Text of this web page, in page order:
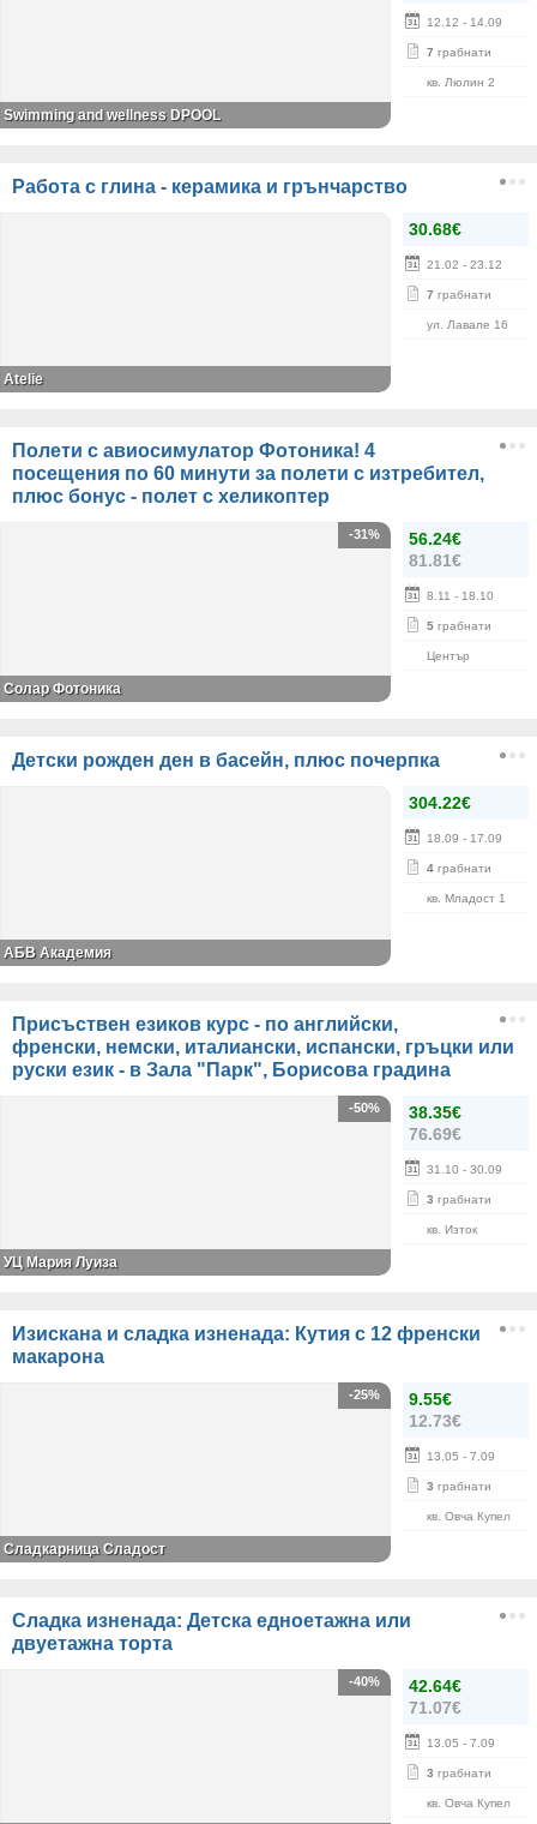
12.12 - 14.09
7 грабнати
кв. Люлин 2
Swimming and wellness DPOOL
Работа с глина - керамика и грънчарство
30.68€
21.02 - 23.12
7 грабнати
ул. Лавале 16
Atelie
Полети с авиосимулатор Фотоника! 4
посещения по 60 минути за полети с изтребител,
плюс бонус - полет с хеликоптер
56.24€
81.81€
8.11 - 18.10
5 грабнати
Център
-31%
Солар Фотоника
Детски рожден ден в басейн, плюс почерпка
304.22€
18.09 - 17.09
4 грабнати
кв. Младост 1
АБВ Академия
Присъствен езиков курс - по английски,
френски, немски, италиански, испански, гръцки или
руски език - в Зала "Парк", Борисова градина
38.35€
76.69€
31.10 - 30.09
3 грабнати
кв. Изток
-50%
УЦ Мария Луиза
Изискана и сладка изненада: Кутия с 12 френски
макарона
9.55€
12.73€
13.05 - 7.09
3 грабнати
кв. Овча Купел
-25%
Сладкарница Сладост
Сладка изненада: Детска едноетажна или
двуетажна торта
42.64€
71.07€
13.05 - 7.09
3 грабнати
кв. Овча Купел
-40%